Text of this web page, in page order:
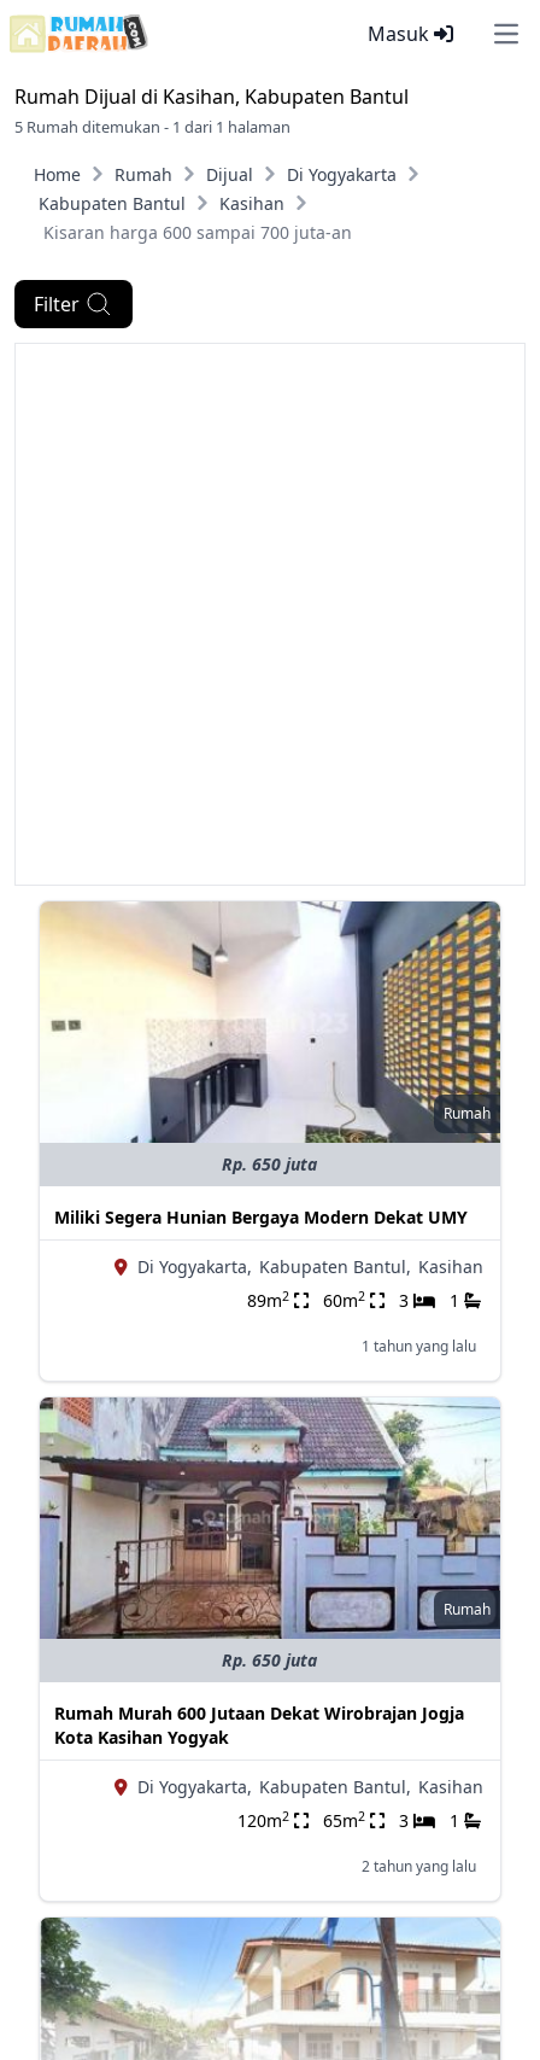
Masuk
Rumah Dijual di Kasihan, Kabupaten Bantul
5 Rumah ditemukan - 1 dari 1 halaman
Home Rumah Dijual
Di Yogyakarta
Kabupaten Bantul
Kasihan
Kisaran harga 600 sampai 700 juta-an
Filter
Rumah
Rp. 650 juta
Miliki Segera Hunian Bergaya Modern Dekat UMY
Di Yogyakarta, Kabupaten Bantul, Kasihan
89m2 60m2 3 1
1 tahun yang lalu
Rumah
Rp. 650 juta
Rumah Murah 600 Jutaan Dekat Wirobrajan Jogja
Kota Kasihan Yogyak
Di Yogyakarta, Kabupaten Bantul, Kasihan
120m2 65m2 3 1
2 tahun yang lalu